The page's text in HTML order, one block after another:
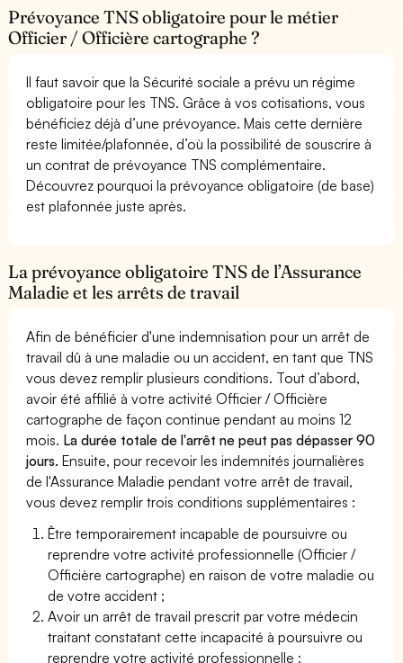
Prévoyance TNS obligatoire pour le métier
Officier / Officière cartographe ?
Il faut savoir que la Sécurité sociale a prévu un régime
obligatoire pour les TNS. Grâce à vos cotisations, vous
bénéficiez déjà d’une prévoyance. Mais cette dernière
reste limitée/plafonnée, d’où la possibilité de souscrire à
un contrat de prévoyance TNS complémentaire.
Découvrez pourquoi la prévoyance obligatoire (de base)
est plafonnée juste après.
La prévoyance obligatoire TNS de l’Assurance
Maladie et les arrêts de travail
Afin de bénéficier d'une indemnisation pour un arrêt de
travail dû à une maladie ou un accident, en tant que TNS
vous devez remplir plusieurs conditions. Tout d’abord,
avoir été affilié à votre activité Officier / Officière
cartographe de façon continue pendant au moins 12
mois. La durée totale de l'arrêt ne peut pas dépasser 90
jours. Ensuite, pour recevoir les indemnités journalières
de l'Assurance Maladie pendant votre arrêt de travail,
vous devez remplir trois conditions supplémentaires :
Être temporairement incapable de poursuivre ou
reprendre votre activité professionnelle (Officier /
Officière cartographe) en raison de votre maladie ou
de votre accident ;
Avoir un arrêt de travail prescrit par votre médecin
traitant constatant cette incapacité à poursuivre ou
reprendre votre activité professionnelle ;